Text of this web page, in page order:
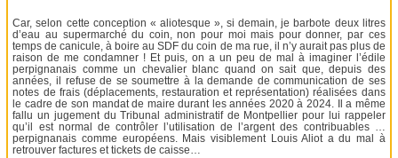
Car, selon cette conception « aliotesque », si demain, je barbote deux litres
d’eau au supermarché du coin, non pour moi mais pour donner, par ces
temps de canicule, à boire au SDF du coin de ma rue, il n’y aurait pas plus de
raison de me condamner ! Et puis, on a un peu de mal à imaginer l’édile
perpignanais comme un chevalier blanc quand on sait que, depuis des
années, il refuse de se soumettre à la demande de communication de ses
notes de frais (déplacements, restauration et représentation) réalisées dans
le cadre de son mandat de maire durant les années 2020 à 2024. Il a même
fallu un jugement du Tribunal administratif de Montpellier pour lui rappeler
qu’il est normal de contrôler l’utilisation de l’argent des contribuables …
perpignanais comme européens. Mais visiblement Louis Aliot a du mal à
retrouver factures et tickets de caisse…